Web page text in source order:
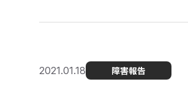
2021.01.18 障害報告